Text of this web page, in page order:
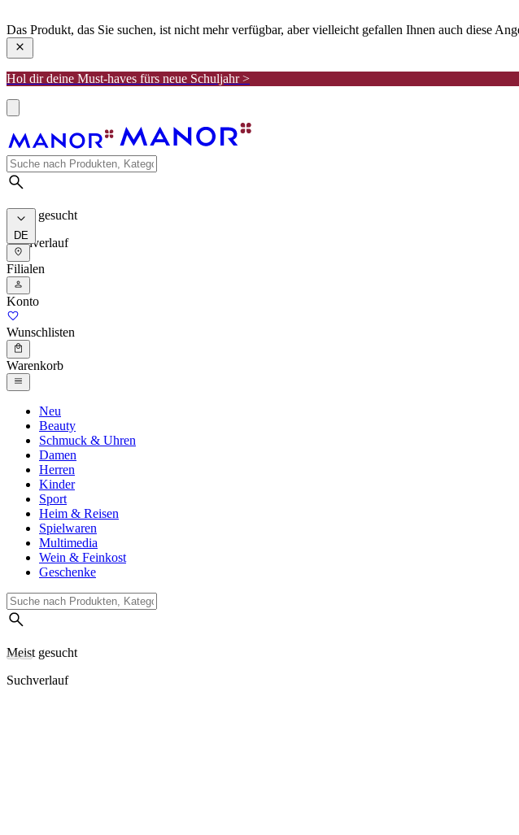
Das Produkt, das Sie suchen, ist nicht mehr verfügbar, aber vielleicht gefallen Ihnen auch diese
Hol dir deine Must-haves fürs neue Schuljahr >
Meist gesucht
Suchverlauf
DE
Filialen
Konto
Wunschlisten
Warenkorb
Neu
Beauty
Schmuck & Uhren
Damen
Herren
Kinder
Sport
Heim & Reisen
Spielwaren
Multimedia
Wein & Feinkost
Geschenke
Meist gesucht
Suchverlauf